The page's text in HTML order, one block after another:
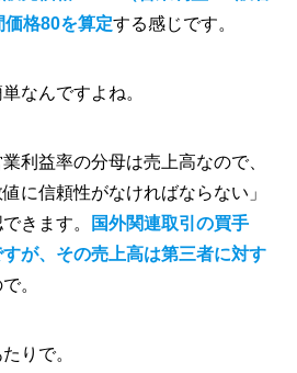
格80を算定する感じです。
なんですよね。
利益率の分母は売上高なので、
に信頼性がなければならない」
きます。
国外関連取引の買手
が、その売上高は第三者に対す
。
りで。